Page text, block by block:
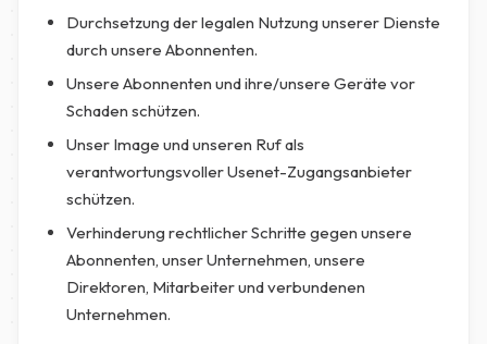
Durchsetzung der legalen Nutzung unserer Dienste
durch unsere Abonnenten.
Unsere Abonnenten und ihre/unsere Geräte vor
Schaden schützen.
Unser Image und unseren Ruf als
verantwortungsvoller Usenet-Zugangsanbieter
schützen.
Verhinderung rechtlicher Schritte gegen unsere
Abonnenten, unser Unternehmen, unsere
Direktoren, Mitarbeiter und verbundenen
Unternehmen.